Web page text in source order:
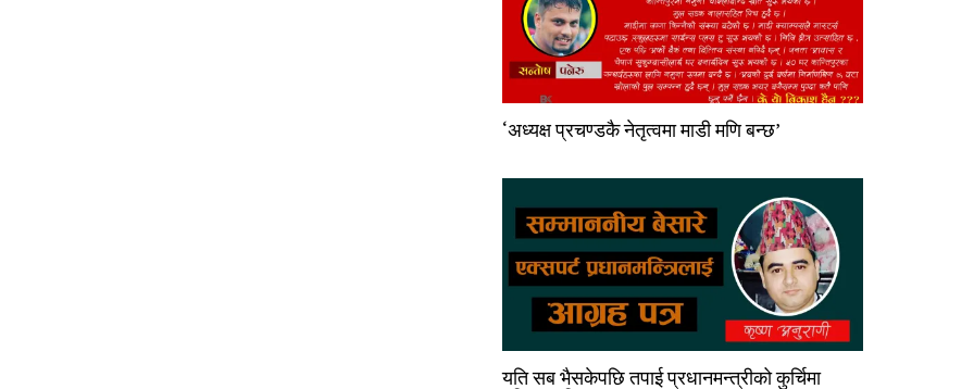
‘अध्यक्ष प्रचण्डकै नेतृत्वमा माडी मणि बन्छ’
यति सब भैसकेपछि तपाई प्रधानमन्त्रीको कुर्चिमा